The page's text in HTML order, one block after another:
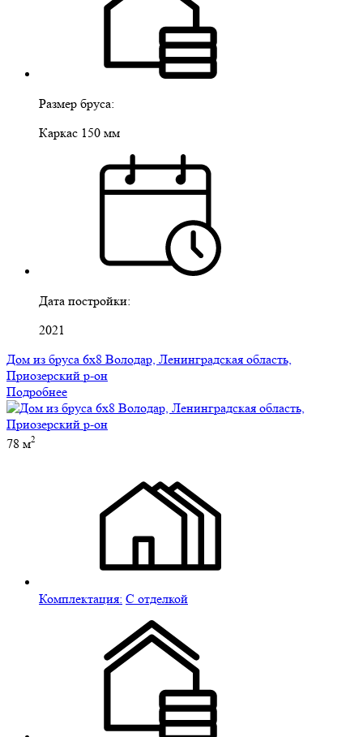
Размер бруса:
Каркас 150 мм
Дата постройки:
2021
Дом из бруса 6х8 Володар, Ленинградская область,
Приозерский р-он
Подробнее
78 м2
Комплектация: С отделкой